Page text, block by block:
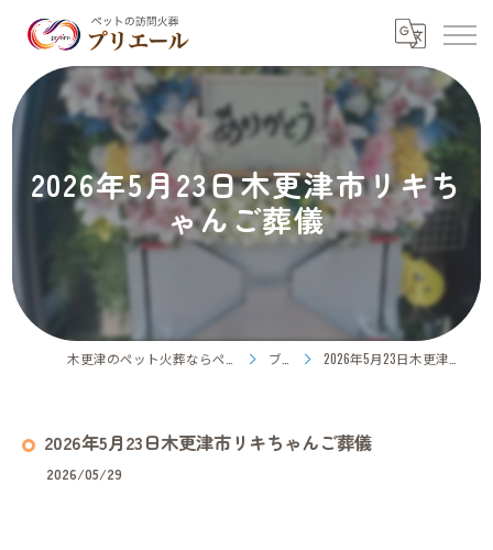
2026年5月23日木更津市リキち
ゃんご葬儀
ブログ 2026年5月23日木更津市リキちゃんご葬儀
2026年5月23日木更津市リキちゃんご葬儀
2026/05/29